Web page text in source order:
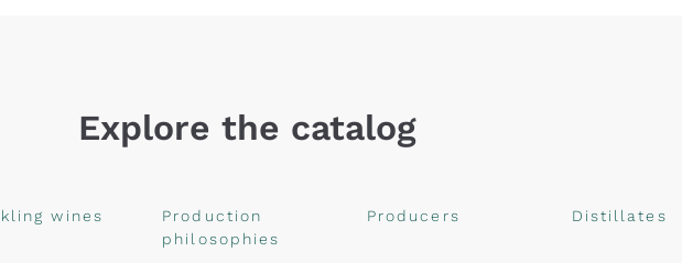
Explore the catalog
wines
Production
philosophies
Producers Distillates